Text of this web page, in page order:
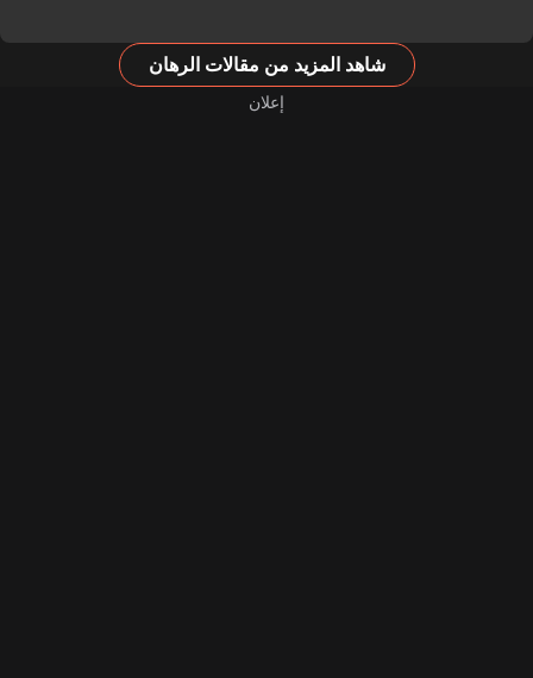
شاهد المزيد من مقالات الرهان